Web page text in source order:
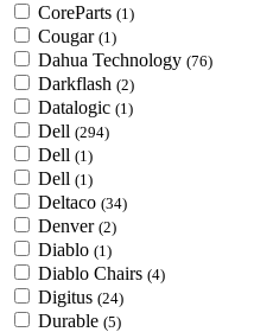
CoreParts (1)
Cougar (1)
Dahua Technology (76)
Darkflash (2)
Datalogic (1)
Dell (294)
Dell (1)
Dell (1)
Deltaco (34)
Denver (2)
Diablo (1)
Diablo Chairs (4)
Digitus (24)
Durable (5)